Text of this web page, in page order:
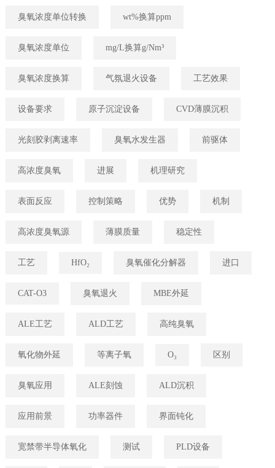
臭氧浓度单位转换 wt%换算ppm
臭氧浓度单位 mg/L换算g/Nm³
臭氧浓度换算 气氛退火设备 工艺效果
设备要求 原子沉淀设备 CVD薄膜沉积
光刻胶剥离速率 臭氧水发生器 前驱体
高浓度臭氧 进展 机理研究
表面反应 控制策略 优势 机制
高浓度臭氧源 薄膜质量 稳定性
工艺 HfO₂ 臭氧催化分解器 进口
CAT-O3 臭氧退火 MBE外延
ALE工艺 ALD工艺 高纯臭氧
氧化物外延 等离子氧 O₃ 区别
臭氧应用 ALE刻蚀 ALD沉积
应用前景 功率器件 界面钝化
宽禁带半导体氧化 测试 PLD设备